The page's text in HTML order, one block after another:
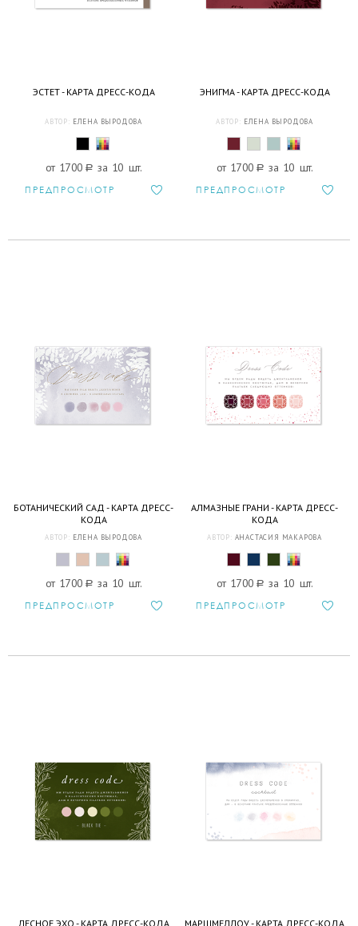
ЭСТЕТ - КАРТА ДРЕСС-КОДА
АВТОР: ЕЛЕНА ВЫРОДОВА
от 1700 a за 10 шт.
ПРЕДПРОСМОТР
ЭНИГМА - КАРТА ДРЕСС-КОДА
АВТОР: ЕЛЕНА ВЫРОДОВА
от 1700 a за 10 шт.
ПРЕДПРОСМОТР
БОТАНИЧЕСКИЙ САД - КАРТА ДРЕСС-
КОДА
АВТОР: ЕЛЕНА ВЫРОДОВА
от 1700 a за 10 шт.
ПРЕДПРОСМОТР
АЛМАЗНЫЕ ГРАНИ - КАРТА ДРЕСС-
КОДА
АВТОР: АНАСТАСИЯ МАКАРОВА
от 1700 a за 10 шт.
ПРЕДПРОСМОТР
ЛЕСНОЕ ЭХО - КАРТА ДРЕСС-КОДА МАРШМЕЛЛОУ - КАРТА ДРЕСС-КОДА